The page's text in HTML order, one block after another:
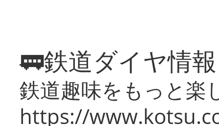
🚃鉄道ダイヤ情
鉄道趣味をもっと楽
https://